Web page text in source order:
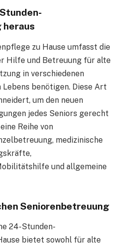
heraus
zu Hause umfasst die
Hilfe und Betreuung für alte
in verschiedenen
benötigen. Diese Art
um den neuen
jedes Seniors gerecht
Reihe von
medizinische
und allgemeine
Seniorenbetreuung
24-Stunden-
bietet sowohl für alte